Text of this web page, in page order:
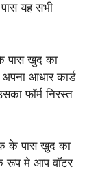
यह सभी
पास खुद का
आधार कार्ड
फॉर्म निरस्त
के पास खुद का
रूप मे आप वॉटर